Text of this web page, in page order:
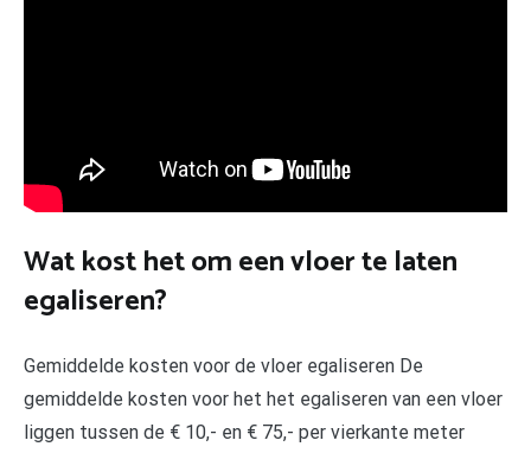
Wat kost het om een vloer te laten
egaliseren?
Gemiddelde kosten voor de vloer egaliseren De
gemiddelde kosten voor het het egaliseren van een vloer
liggen tussen de € 10,- en € 75,- per vierkante meter